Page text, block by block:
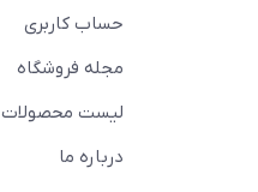
حساب کاربری
مجله فروشگاه
لیست محصولات
درباره ما